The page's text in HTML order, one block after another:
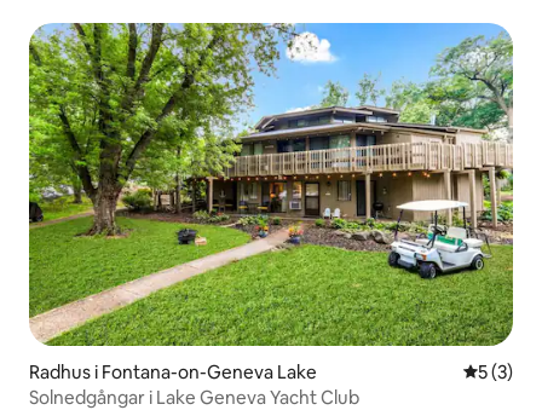
Radhus i Fontana-on-Geneva Lake 5 av 5 i
5 (3)
Solnedgångar i Lake Geneva Yacht Club